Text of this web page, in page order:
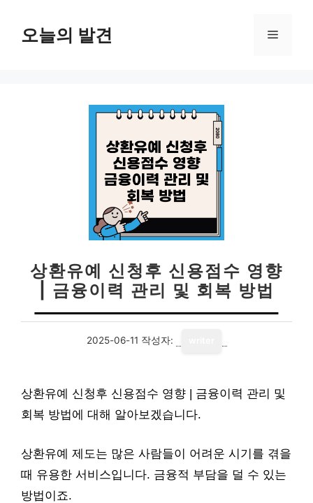
오늘의 발견 메
상환유예 신청후 신용점수 영향
| 금융이력 관리 및 회복 방법
2025-06-11 작성자:
상환유예 신청후 신용점수 영향 | 금융이력 관리 및
회복 방법에 대해 알아보겠습니다.
상환유예 제도는 많은 사람들이 어려운 시기를 겪을
때 유용한 서비스입니다. 금융적 부담을 덜 수 있는
방법이죠.